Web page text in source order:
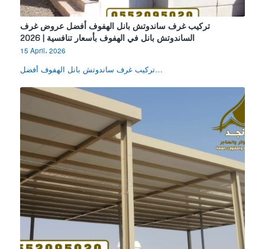
تركيب غرف ساندوتش بانل الهفوف أفضل عروض غرف
الساندوتش بانل في الهفوف بأسعار تنافسية | 2026
15 April، 2026
تركيب غرف ساندوتش بانل الهفوف أفضل…